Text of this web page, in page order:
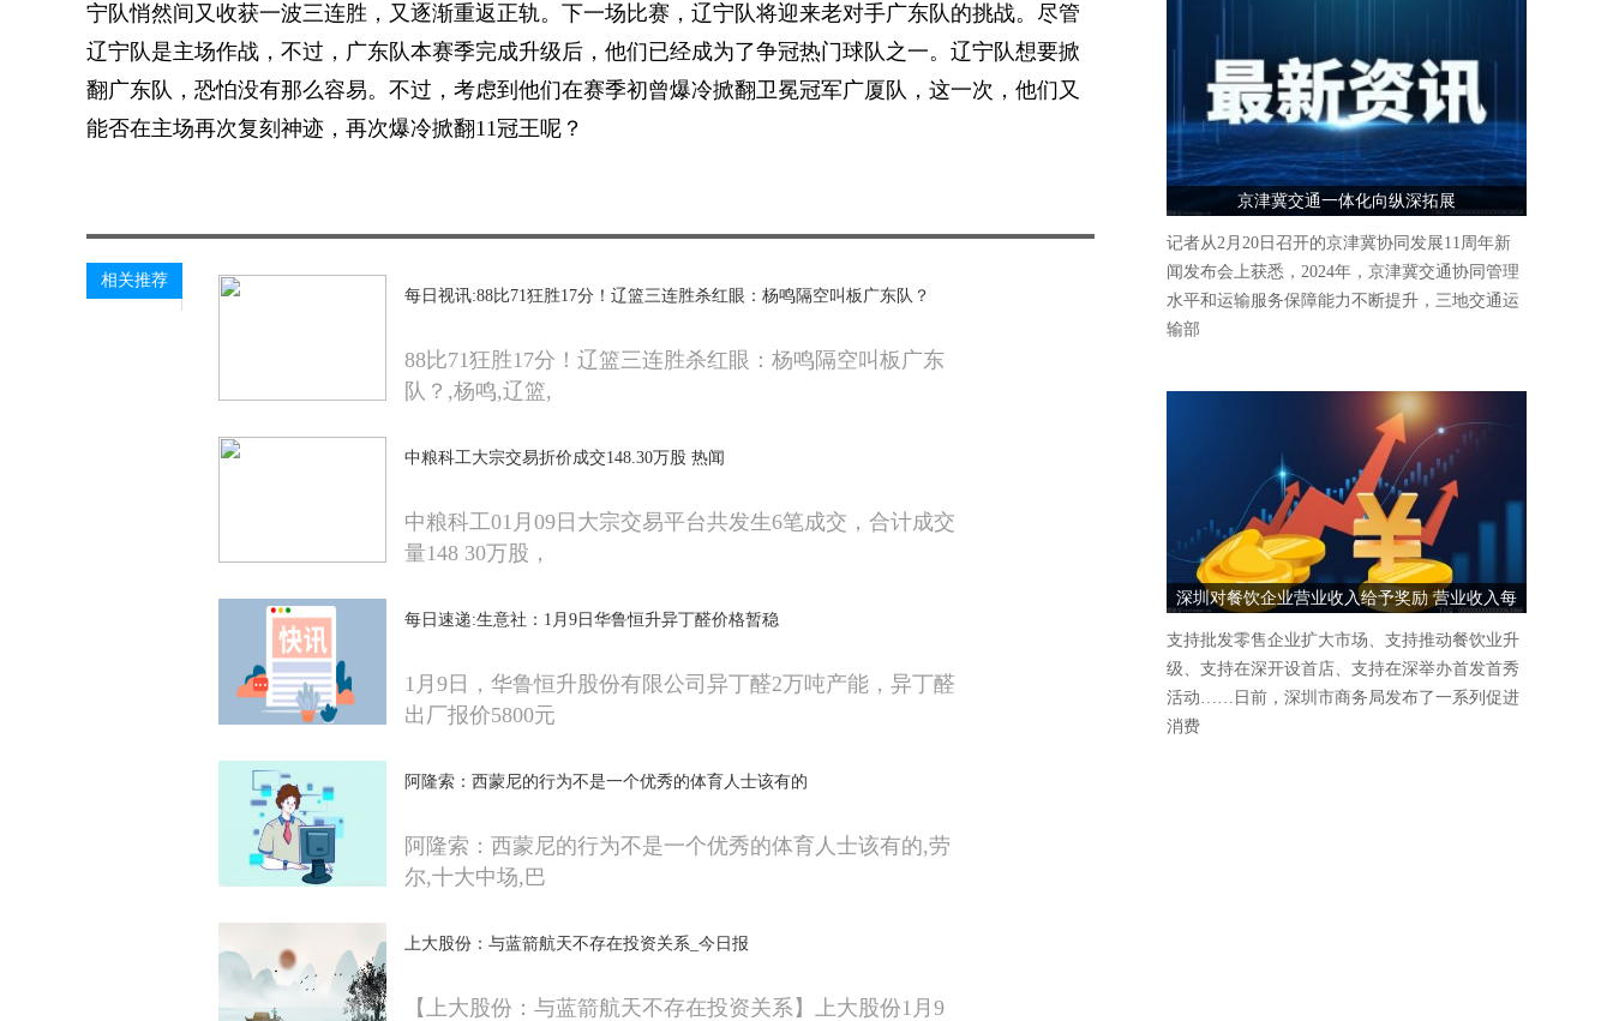
宁队悄然间又收获一波三连胜，又逐渐重返正轨。下一场比赛，辽宁队将迎来老对手广东队的挑战。尽管
辽宁队是主场作战，不过，广东队本赛季完成升级后，他们已经成为了争冠热门球队之一。辽宁队想要掀
翻广东队，恐怕没有那么容易。不过，考虑到他们在赛季初曾爆冷掀翻卫冕冠军广厦队，这一次，他们又
能否在主场再次复刻神迹，再次爆冷掀翻11冠王呢？
相关推荐
每日视讯:88比71狂胜17分！辽篮三连胜杀红眼：杨鸣隔空叫板广东队？
88比71狂胜17分！辽篮三连胜杀红眼：杨鸣隔空叫板广东
队？,杨鸣,辽篮,
中粮科工大宗交易折价成交148.30万股 热闻
中粮科工01月09日大宗交易平台共发生6笔成交，合计成交
量148 30万股，
每日速递:生意社：1月9日华鲁恒升异丁醛价格暂稳
1月9日，华鲁恒升股份有限公司异丁醛2万吨产能，异丁醛
出厂报价5800元
阿隆索：西蒙尼的行为不是一个优秀的体育人士该有的
阿隆索：西蒙尼的行为不是一个优秀的体育人士该有的,劳
尔,十大中场,巴
上大股份：与蓝箭航天不存在投资关系_今日报
【上大股份：与蓝箭航天不存在投资关系】上大股份1月9
京津冀交通一体化向纵深拓展
记者从2月20日召开的京津冀协同发展11周年新
闻发布会上获悉，2024年，京津冀交通协同管理
水平和运输服务保障能力不断提升，三地交通运
输部
深圳对餐饮企业营业收入给予奖励 营业收入每
1000万元奖励5万元
支持批发零售企业扩大市场、支持推动餐饮业升
级、支持在深开设首店、支持在深举办首发首秀
活动……日前，深圳市商务局发布了一系列促进
消费